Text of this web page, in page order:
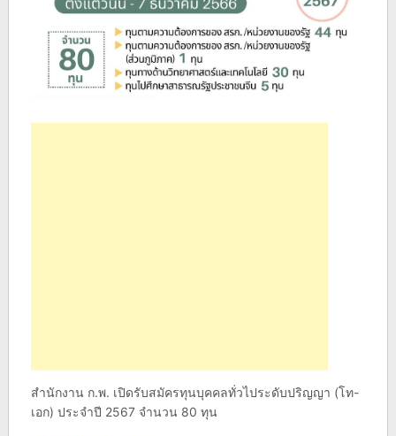
สำนักงาน ก.พ. เปิดรับสมัครทุนบุคคลทั่วไประดับปริญญา (โท-
เอก) ประจำปี 2567 จำนวน 80 ทุน